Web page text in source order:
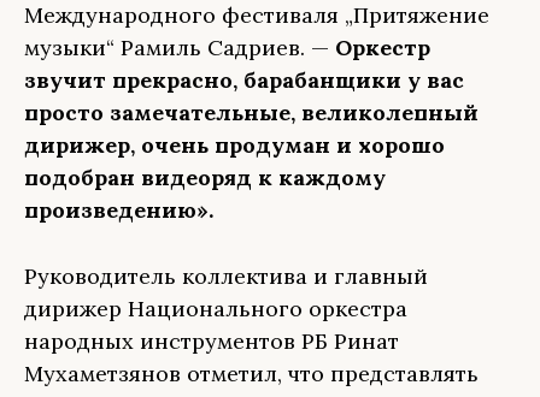
Международного фестиваля „Притяжение
музыки“ Рамиль Садриев. — Оркестр
звучит прекрасно, барабанщики у вас
просто замечательные, великолепный
дирижер, очень продуман и хорошо
подобран видеоряд к каждому
произведению».
Руководитель коллектива и главный
дирижер Национального оркестра
народных инструментов РБ Ринат
Мухаметзянов отметил, что представлять